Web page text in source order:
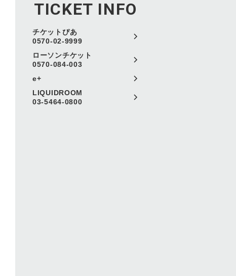
TICKET INFO
チケットぴあ
0570-02-9999
ローソンチケット
0570-084-003
e+
LIQUIDROOM
03-5464-0800